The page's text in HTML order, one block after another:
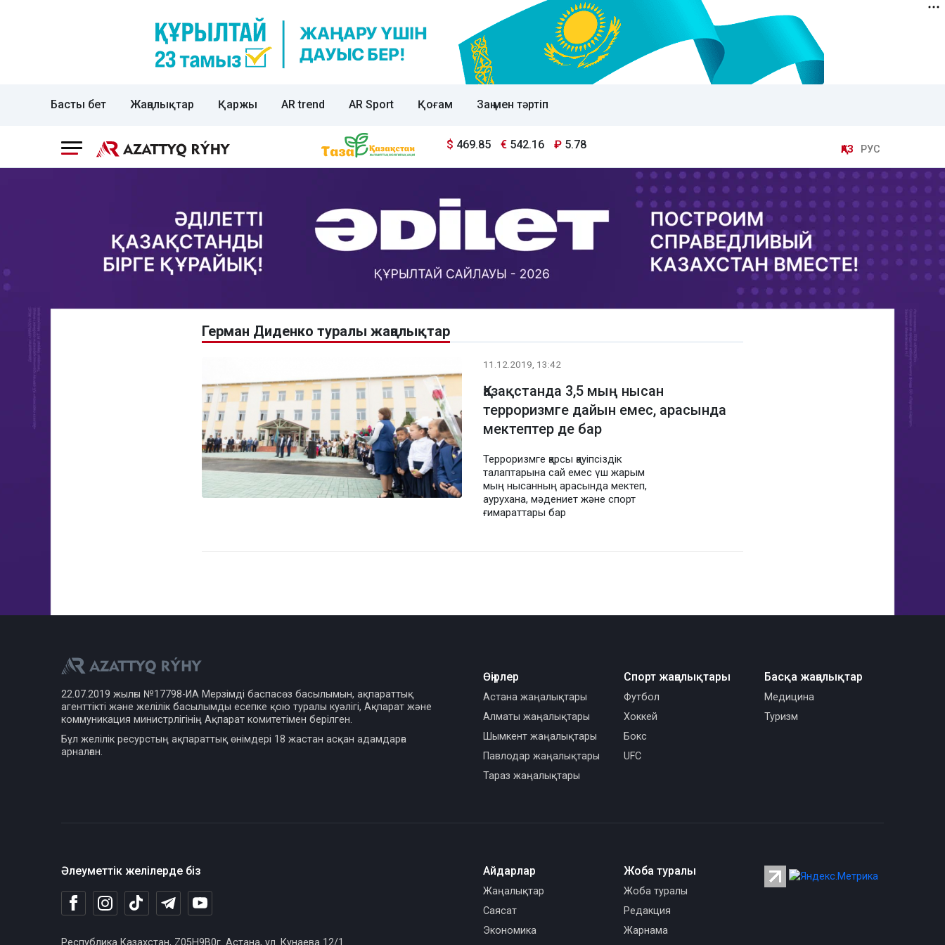
Басты бет Жаңалықтар Қаржы AR trend AR Sport Қоғам Заң мен тәртіп
$ 469.85 € 542.16 ₽ 5.78 ҚАЗ РУС
Герман Диденко туралы жаңалықтар
11.12.2019, 13:42
Қазақстанда 3,5 мың нысан
терроризмге дайын емес, арасында
мектептер де бар
Терроризмге қарсы қауіпсіздік
талаптарына сай емес үш жарым
мың нысанның арасында мектеп,
аурухана, мәдениет және спорт
ғимараттары бар
22.07.2019 жылғы №17798-ИА Мерзімді баспасөз басылымын, ақпараттық
агенттікті және желілік басылымды есепке қою туралы куәлігі, Ақпарат және
коммуникация министрлігінің Ақпарат комитетімен берілген.
Бұл желілік ресурстың ақпараттық өнімдері 18 жастан асқан адамдарға
арналған.
Өңірлер
Астана жаңалықтары
Алматы жаңалықтары
Шымкент жаңалықтары
Павлодар жаңалықтары
Тараз жаңалықтары
Спорт жаңалықтары
Футбол
Хоккей
Бокс
UFC
Басқа жаңалықтар
Медицина
Туризм
Әлеуметтік желілерде біз
Республика Казахстан, Z05H9B0г. Астана, ул. Кунаева 12/1
Айдарлар
Жаңалықтар
Саясат
Экономика
Жоба туралы
Жоба туралы
Редакция
Жарнама